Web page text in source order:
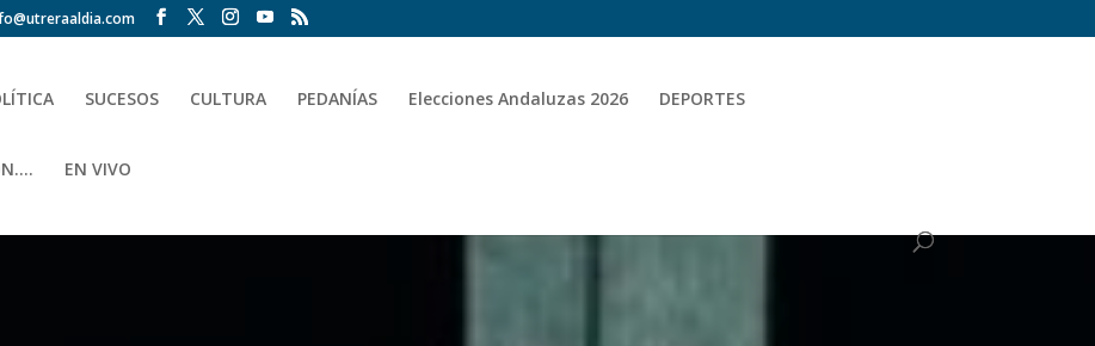
SUCESOS CULTURA PEDANÍAS Elecciones Andaluzas 2026 DEPORTES
EN VIVO